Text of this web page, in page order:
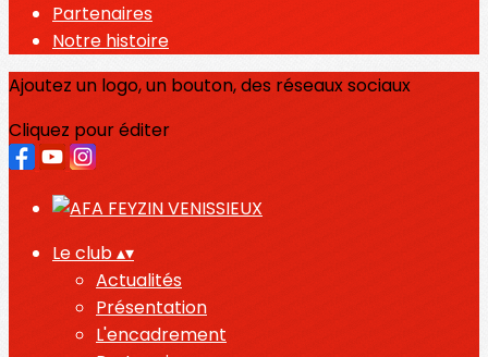
Partenaires
Notre histoire
Ajoutez un logo, un bouton, des réseaux sociaux
Cliquez pour éditer
Le club▴▾
Actualités
Présentation
L'encadrement